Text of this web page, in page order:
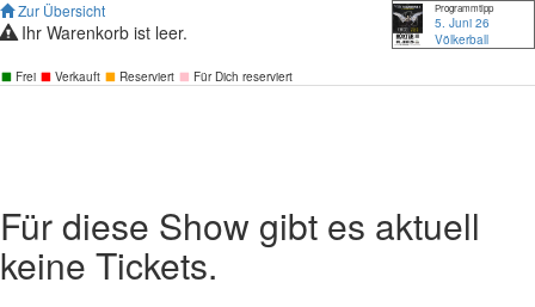
Zur Übersicht
Ihr Warenkorb ist leer.
Frei Verkauft Reserviert Für Dich reserviert
Für diese Show gibt es aktuell
keine Tickets.
Programmtipp
5. Juni 26
Völkerball